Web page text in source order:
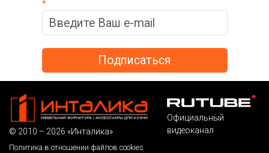
*
© 2010 – 2026 «Инталика»
Политика в отношении файлов cookies
Официальный
видеоканал